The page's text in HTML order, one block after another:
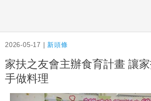
2026-05-17 | 新頭條
家扶之友會主辦食育計畫 讓
手做料理